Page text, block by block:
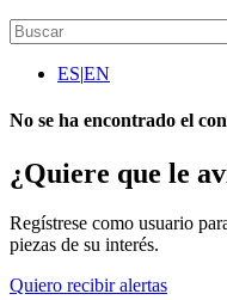
ES|EN
No se ha encontrado el
¿Quiere que le
Regístrese como usuario
piezas de su interés.
Quiero recibir alertas